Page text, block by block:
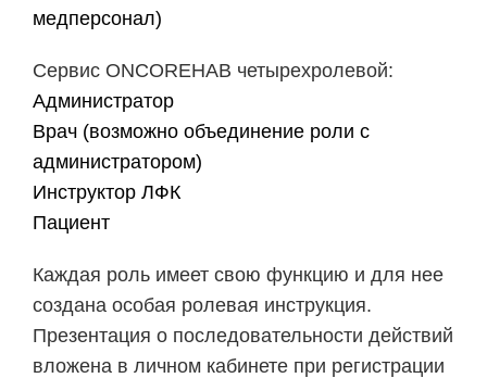
медперсонал)
Сервис ONCOREHAB четырехролевой:
Администратор
Врач (возможно объединение роли с
администратором)
Инструктор ЛФК
Пациент
Каждая роль имеет свою функцию и для нее
создана особая ролевая инструкция.
Презентация о последовательности действий
вложена в личном кабинете при регистрации